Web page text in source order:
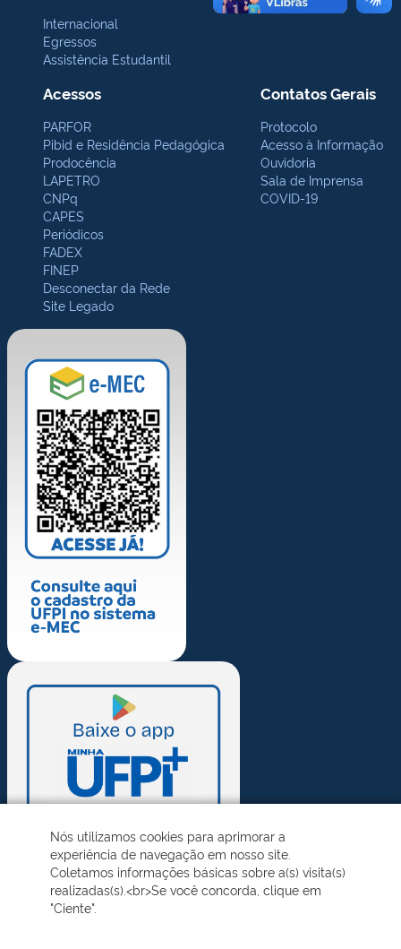
Internacional
Egressos
Assistência Estudantil
Acessos
PARFOR
Pibid e Residência Pedagógica
Prodocência
LAPETRO
CNPq
CAPES
Periódicos
FADEX
FINEP
Desconectar da Rede
Site Legado
Contatos Gerais
Protocolo
Acesso à Informação
Ouvidoria
Sala de Imprensa
COVID-19
Nós utilizamos cookies para aprimorar a
experiência de navegação em nosso site.
Coletamos informações básicas sobre a(s) visita(s)
realizadas(s).<br>Se você concorda, clique em
"Ciente".